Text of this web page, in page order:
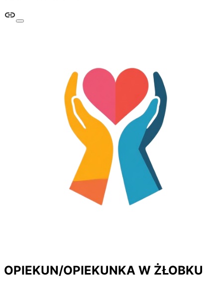
OPIEKUN/OPIEKUNKA W ŻŁOBKU